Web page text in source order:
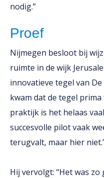
nodig.”
Proef
Nijmegen besloot bij
ruimte in de wijk
innovatieve tegel van De
kwam dat de tegel
praktijk is het helaas
succesvolle pilot vaak
terugvalt, maar hier
Hij vervolgt: ‘‘Het was